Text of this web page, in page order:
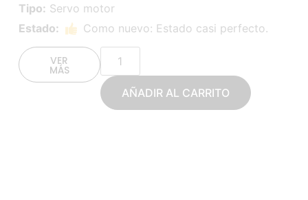
Tipo: Servo motor
Estado:
Como nuevo: Estado casi perfecto.
VER
MÁS
AÑADIR AL CARRITO